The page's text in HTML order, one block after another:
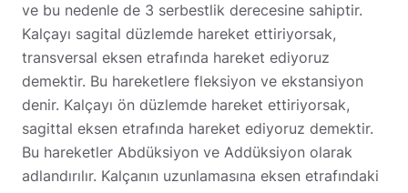
ve bu nedenle de 3 serbestlik derecesine sahiptir.
Kalçayı sagital düzlemde hareket ettiriyorsak,
transversal eksen etrafında hareket ediyoruz
demektir. Bu hareketlere fleksiyon ve ekstansiyon
denir. Kalçayı ön düzlemde hareket ettiriyorsak,
sagittal eksen etrafında hareket ediyoruz demektir.
Bu hareketler Abdüksiyon ve Addüksiyon olarak
adlandırılır. Kalçanın uzunlamasına eksen etrafındaki